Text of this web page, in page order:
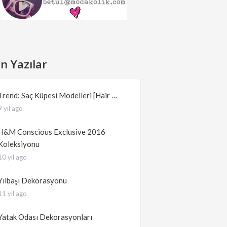
Yazılar
Saç Küpesi Modelleri [Hair …
yıl ago
Conscious Exclusive 2016
yıl ago
Dekorasyonu
yıl ago
Odası Dekorasyonları